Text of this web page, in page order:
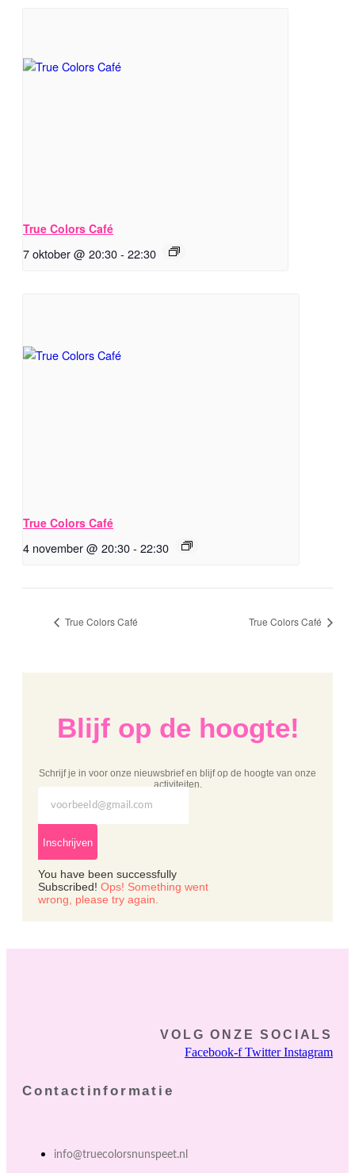
True Colors Café
7 oktober @ 20:30- 22:30
True Colors Café
4 november @ 20:30- 22:30
True Colors Café True Colors Café
Blijf op de hoogte!
Schrijf je in voor onze nieuwsbrief en blijf op de hoogte van onze
activiteiten.
Inschrijven
You have been successfully
Subscribed! Ops! Something went
wrong, please try again.
VOLG ONZE SOCIALS
Facebook-f Twitter Instagram
Contactinformatie
info@truecolorsnunspeet.nl